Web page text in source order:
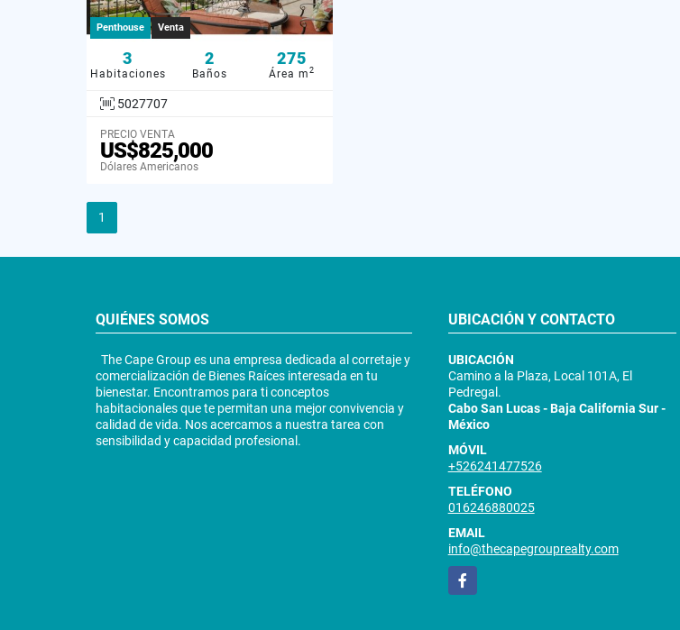
Penthouse Venta
3
Habitaciones
2
Baños
275
Área m 2
5027707
PRECIO VENTA
US$825,000
Dólares Americanos
1
QUIÉNES SOMOS
The Cape Group es una empresa dedicada al corretaje y
comercialización de Bienes Raíces interesada en tu
bienestar. Encontramos para ti conceptos
habitacionales que te permitan una mejor convivencia y
calidad de vida. Nos acercamos a nuestra tarea con
sensibilidad y capacidad profesional.
UBICACIÓN Y CONTACTO
UBICACIÓN
Camino a la Plaza, Local 101A, El
Pedregal.
Cabo San Lucas - Baja California Sur -
México
MÓVIL
+526241477526
TELÉFONO
016246880025
EMAIL
info@thecapegrouprealty.com
Facebook